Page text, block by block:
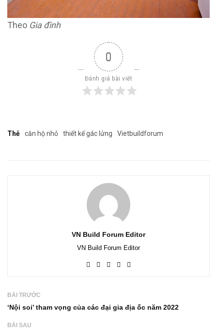
Theo Gia đình
0
Đánh giá bài viết
Thẻ căn hộ nhỏ thiết kế gác lửng Vietbuildforum
VN Build Forum Editor
VN Build Forum Editor
BÀI TRƯỚC
‘Nội soi’ tham vọng của các đại gia địa ốc năm 2022
BÀI SAU